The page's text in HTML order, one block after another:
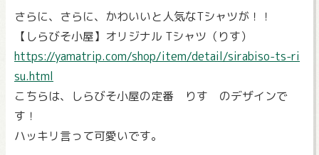
さらに、さらに、かわいいと人気なTシャツが！！
【しらびそ小屋】オリジナル Tシャツ（りす）
https://yamatrip.com/shop/item/detail/sirabiso-ts-ri
su.html
こちらは、しらびそ小屋の定番 りす のデザインで
す！
ハッキリ言って可愛いです。